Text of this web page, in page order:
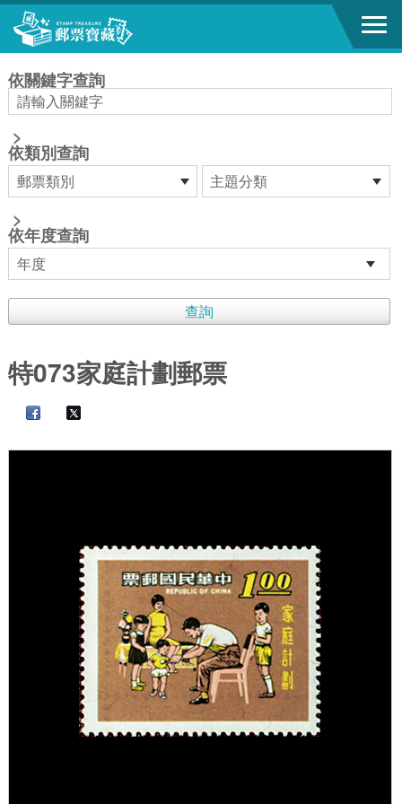
跳到主要內容區塊
依關鍵字查詢
>
依類別查詢
>
依年度查詢
特073家庭計劃郵票